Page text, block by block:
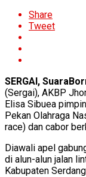
Share
Tweet
SERGAI,
(Sergai), AKBP
Elisa Sibuea
Pekan Olahraga
race) dan cabor
Diawali apel
di alun-alun jalan
Kabupaten